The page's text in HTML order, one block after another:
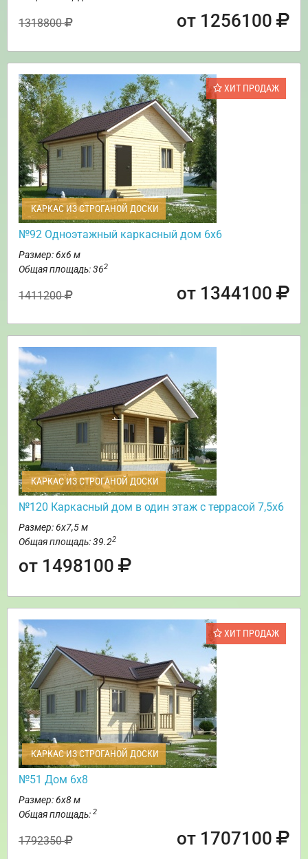
1318800 от 1256100
ХИТ ПРОДАЖ
КАРКАС ИЗ СТРОГАНОЙ ДОСКИ
№92 Одноэтажный каркасный дом 6х6
Размер: 6х6 м
Общая площадь: 362
1411200 от 1344100
КАРКАС ИЗ СТРОГАНОЙ ДОСКИ
№120 Каркасный дом в один этаж с террасой 7,5х6
Размер: 6х7,5 м
Общая площадь: 39.22
от 1498100
ХИТ ПРОДАЖ
КАРКАС ИЗ СТРОГАНОЙ ДОСКИ
№51 Дом 6х8
Размер: 6х8 м
Общая площадь: 2
1792350 от 1707100